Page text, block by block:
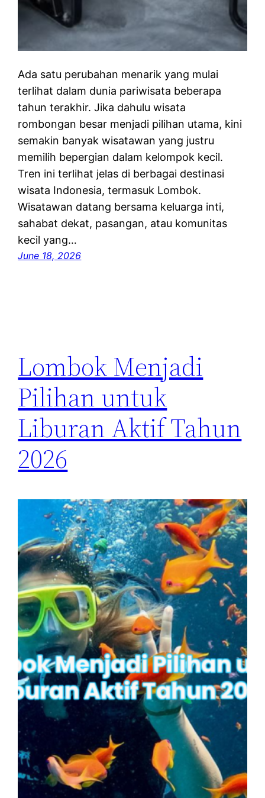
Ada satu perubahan menarik yang mulai
terlihat dalam dunia pariwisata beberapa
tahun terakhir. Jika dahulu wisata
rombongan besar menjadi pilihan utama, kini
semakin banyak wisatawan yang justru
memilih bepergian dalam kelompok kecil.
Tren ini terlihat jelas di berbagai destinasi
wisata Indonesia, termasuk Lombok.
Wisatawan datang bersama keluarga inti,
sahabat dekat, pasangan, atau komunitas
kecil yang…
June 18, 2026
Lombok Menjadi
Pilihan untuk
Liburan Aktif Tahun
2026